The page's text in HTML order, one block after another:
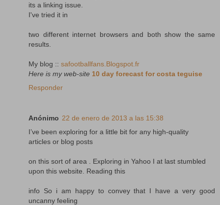
its a linking issue.
I've tried it in
two different internet browsers and both show the same
results.
My blog :: safootballfans.Blogspot.fr
Here is my web-site 10 day forecast for costa teguise
Responder
Anónimo 22 de enero de 2013 a las 15:38
I’ve been exploring for a little bit for any high-quality
articles or blog posts
on this sort of area . Exploring in Yahoo I at last stumbled
upon this website. Reading this
info So i am happy to convey that I have a very good
uncanny feeling